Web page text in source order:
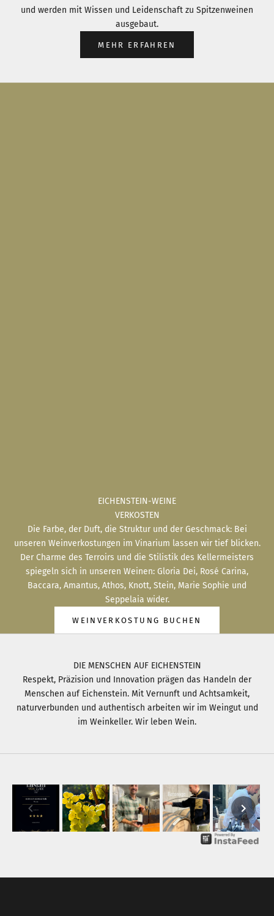
und werden mit Wissen und Leidenschaft zu Spitzenweinen
ausgebaut.
MEHR ERFAHREN
EICHENSTEIN-WEINE
VERKOSTEN
Die Farbe, der Duft, die Struktur und der Geschmack: Bei
unseren Weinverkostungen im Vinarium lassen wir tief blicken.
Der Charme des Terroirs und die Stilistik des Kellermeisters
spiegeln sich in unseren Weinen: Gloria Dei, Rosé Carina,
Baccara, Amantus, Athos, Knott, Stein, Marie Sophie und
Seppelaia wider.
WEINVERKOSTUNG BUCHEN
DIE MENSCHEN AUF EICHENSTEIN
Respekt, Präzision und Innovation prägen das Handeln der
Menschen auf Eichenstein. Mit Vernunft und Achtsamkeit,
naturverbunden und authentisch arbeiten wir im Weingut und
im Weinkeller. Wir leben Wein.